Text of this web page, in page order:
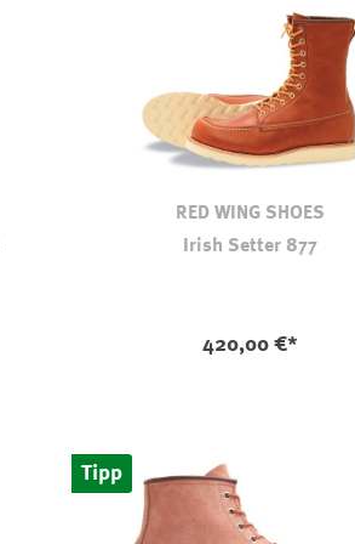
RED WING SHOES
Irish Setter 877
420,00 €*
Tipp